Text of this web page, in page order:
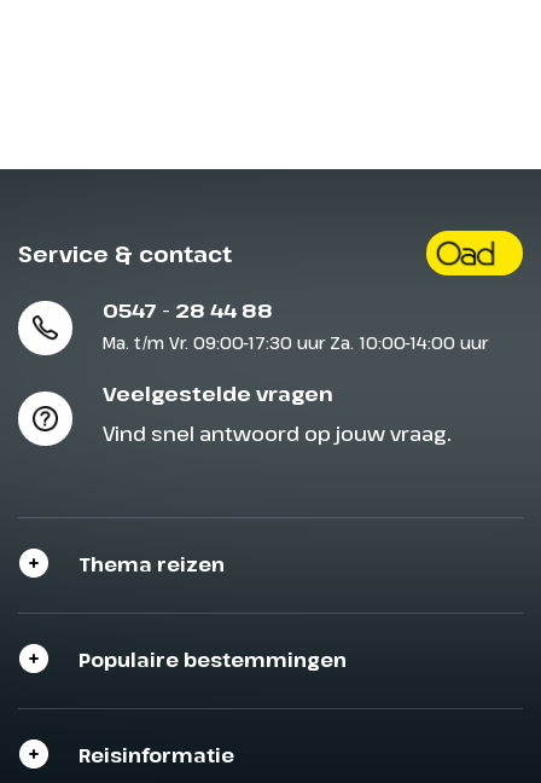
Service & contact
0547 - 28 44 88
Ma. t/m Vr. 09:00-17:30 uur Za. 10:00-14:00 uur
Veelgestelde vragen
Vind snel antwoord op jouw vraag.
Thema reizen
Populaire bestemmingen
Reisinformatie